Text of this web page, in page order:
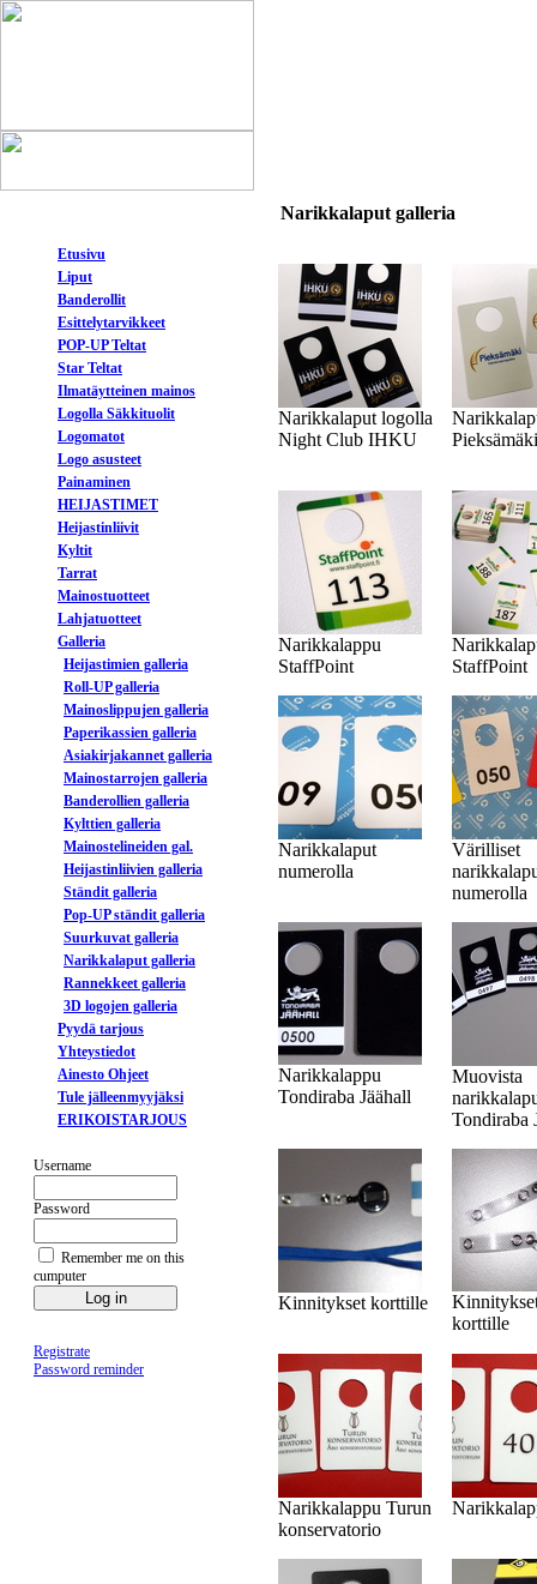
Etusivu
Liput
Banderollit
Esittelytarvikkeet
POP-UP Teltat
Star Teltat
Ilmatäytteinen mainos
Logolla Säkkituolit
Logomatot
Logo asusteet
Painaminen
HEIJASTIMET
Heijastinliivit
Kyltit
Tarrat
Mainostuotteet
Lahjatuotteet
Galleria
Heijastimien galleria
Roll-UP galleria
Mainoslippujen galleria
Paperikassien galleria
Asiakirjakannet galleria
Mainostarrojen galleria
Banderollien galleria
Kylttien galleria
Mainostelineiden gal.
Heijastinliivien galleria
Ständit galleria
Pop-UP ständit galleria
Suurkuvat galleria
Narikkalaput galleria
Rannekkeet galleria
3D logojen galleria
Pyydä tarjous
Yhteystiedot
Ainesto Ohjeet
Tule jälleenmyyjäksi
ERIKOISTARJOUS
Username
Password
Remember me on this
cumputer
Registrate
Password reminder
Narikkalaput galleria
Narikkalaput logolla
Night Club IHKU
Pieksämäki
Narikkalappu
StaffPoint
StaffPoint
Narikkalaput
numerolla
Värilliset
numerolla
Narikkalappu
Tondiraba Jäähall
Muovista
Tondiraba
Kinnitykset korttille
korttille
Narikkalappu Turun
konservatorio